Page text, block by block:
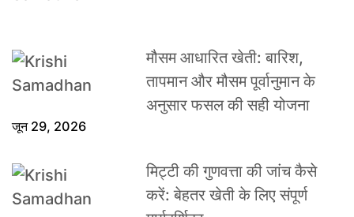
मौसम आधारित खेती: बारिश,
तापमान और मौसम पूर्वानुमान के
अनुसार फसल की सही योजना
जून 29, 2026
मिट्टी की गुणवत्ता की जांच कैसे
करें: बेहतर खेती के लिए संपूर्ण